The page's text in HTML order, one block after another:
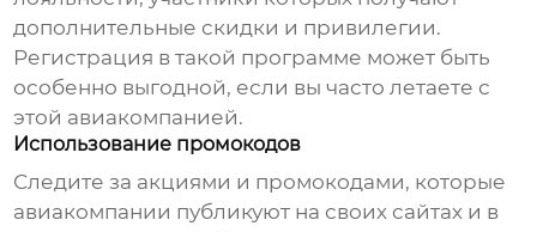
дополнительные скидки и привилегии.
Регистрация в такой программе может быть
особенно выгодной, если вы часто летаете с
этой авиакомпанией.
Использование промокодов
Следите за акциями и промокодами, которые
авиакомпании публикуют на своих сайтах и в